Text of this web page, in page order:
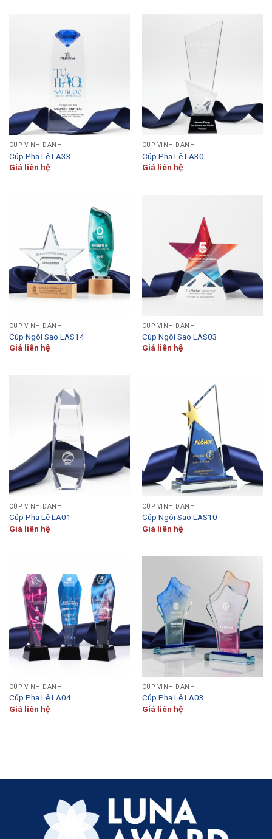
CÚP VINH DANH
Cúp Pha Lê LA33
Giá liên hệ
CÚP VINH DANH
Cúp Pha Lê LA30
Giá liên hệ
CÚP VINH DANH
Cúp Ngôi Sao LAS14
Giá liên hệ
CÚP VINH DANH
Cúp Ngôi Sao LAS03
Giá liên hệ
CÚP VINH DANH
Cúp Pha Lê LA01
Giá liên hệ
CÚP VINH DANH
Cúp Ngôi Sao LAS10
Giá liên hệ
CÚP VINH DANH
Cúp Pha Lê LA04
Giá liên hệ
CÚP VINH DANH
Cúp Pha Lê LA03
Giá liên hệ